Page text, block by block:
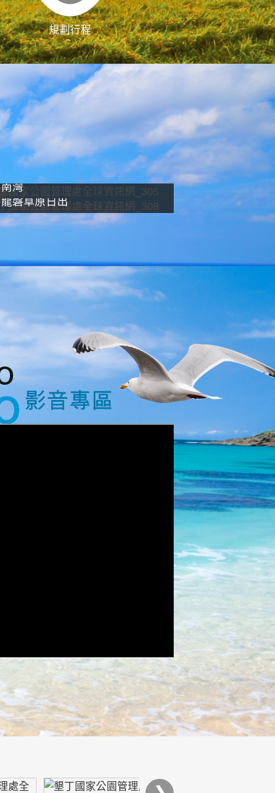
規劃行程 影像直播
南灣
龍磐草原日出